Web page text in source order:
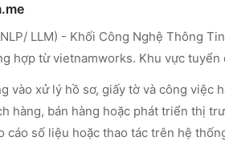
LLM) - Khối Công Nghệ Thông
hợp từ vietnamworks. Khu vực tuyển
vào xử lý hồ sơ, giấy tờ và công việc
hàng, bán hàng hoặc phát triển thị
cáo số liệu hoặc thao tác trên hệ